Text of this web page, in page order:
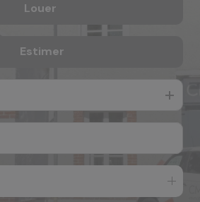
Louer
Estimer